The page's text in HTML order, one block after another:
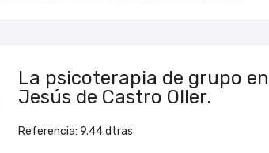
La psicoterapia de grupo
Jesús de Castro Oller.
Referencia: 9.44.dtras